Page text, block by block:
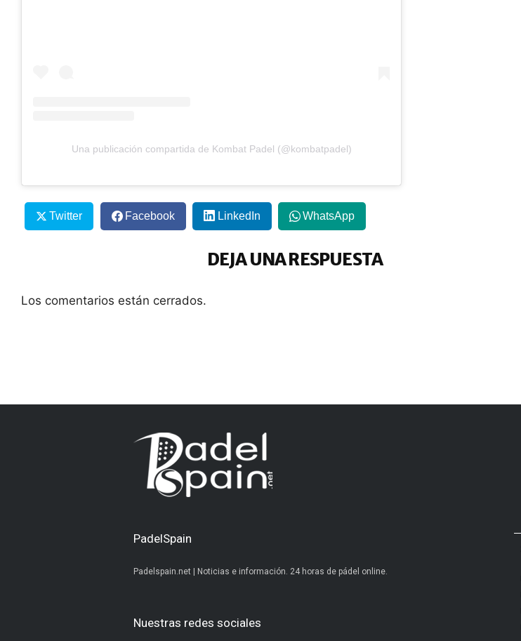
Una publicación compartida de Kombat Padel (@kombatpadel)
Twitter Facebook LinkedIn WhatsApp
DEJA UNA RESPUESTA
Los comentarios están cerrados.
PadelSpain
Padelspain.net | Noticias e información. 24 horas de pádel online.
Nuestras redes sociales